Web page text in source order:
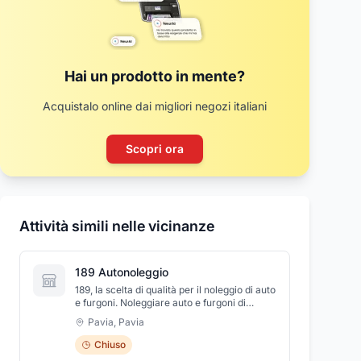
Hai un prodotto in mente?
Acquistalo online dai migliori negozi italiani
Scopri ora
Attività simili nelle vicinanze
189 Autonoleggio
189, la scelta di qualità per il noleggio di auto
e furgoni. Noleggiare auto e furgoni di
qualità ai prezzi migliori del mercato, questa
è la sua missione aziendale; un credo che i
clienti, in questi anni, hanno supportato nel
modo migliore e con entusiasmo. 189 è
Pavia, Pavia
Chiuso